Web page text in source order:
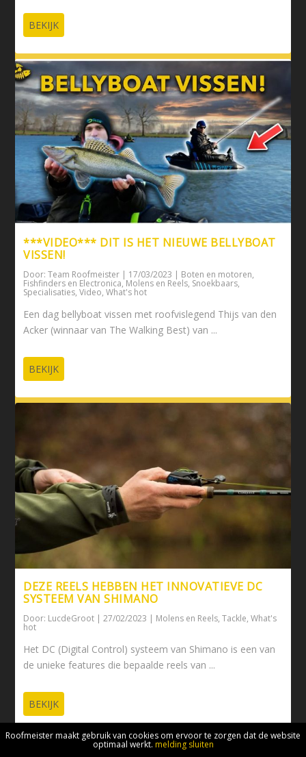
BEKIJK
***VIDEO*** DIT IS HET NIEUWE BELLYBOAT
VISSEN!
Door:Team Roofmeister | 17/03/2023 | Boten en motoren,
Fishfinders en Electronica,Molens en Reels, Snoekbaars,
Specialisaties,Video,What's hot
Een dag bellyboat vissen met roofvislegend Thijs van den
Acker (winnaar van The Walking Best) van ...
BEKIJK
DEZE REELS HEBBEN HET INNOVATIEVE DC
SYSTEEM VAN SHIMANO
Door: LucdeGroot |27/02/2023 | Molens en Reels,Tackle,What's
hot
Het DC (Digital Control) systeem van Shimano is een van
de unieke features die bepaalde reels van ...
BEKIJK
Roofmeister maakt gebruik van cookies om ervoor te zorgen dat de website
optimaal werkt. melding sluiten